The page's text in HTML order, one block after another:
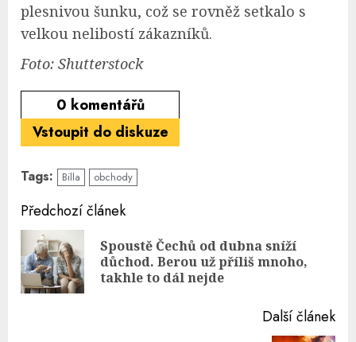
plesnivou šunku, což se rovněž setkalo s
velkou nelibostí zákazníků.
Foto: Shutterstock
0 komentářů
Vstoupit do diskuze
Tags: Billa obchody
Continue
Reading
Předchozí článek
Spoustě Čechů od dubna sníží
důchod. Berou už příliš mnoho,
takhle to dál nejde
Další článek